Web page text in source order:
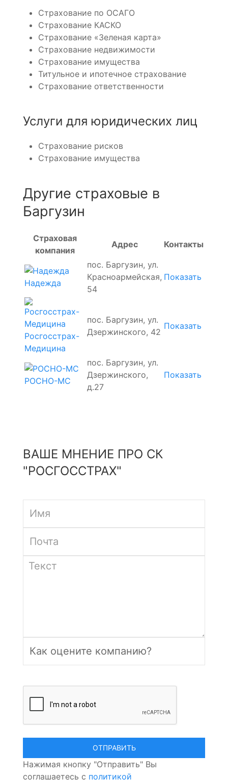
Страхование по ОСАГО
Страхование КАСКО
Страхование «Зеленая карта»
Страхование недвижимости
Страхование имущества
Титульное и ипотечное страхование
Страхование ответственности
Услуги для юридических лиц
Страхование рисков
Страхование имущества
Другие страховые в
Баргузин
Страховая
компания
Адрес Контакты
Надежда
пос. Баргузин, ул.
Красноармейская,
54
Показать
Росгосстрах-
Медицина
пос. Баргузин, ул.
Дзержинского, 42
Показать
РОСНО-МС
пос. Баргузин, ул.
Дзержинского,
д.27
Показать
ВАШЕ МНЕНИЕ ПРО СК
"РОСГОССТРАХ"
Нажимая кнопку "Отправить" Вы
соглашаетесь с политикой